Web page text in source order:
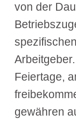
von der
Feiertage,
gewähren